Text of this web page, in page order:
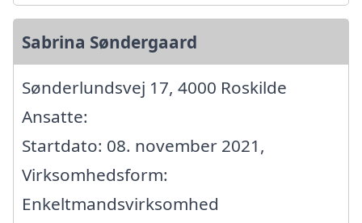
Sabrina Søndergaard
Sønderlundsvej 17, 4000 Roskilde
Ansatte:
Startdato: 08. november 2021,
Virksomhedsform:
Enkeltmandsvirksomhed